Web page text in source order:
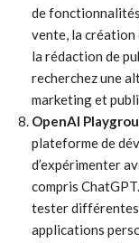
de
vente, la
la rédaction de
recherchez une
marketing et
OpenAI
plateforme de
d’expérimenter
compris
tester différentes
applications